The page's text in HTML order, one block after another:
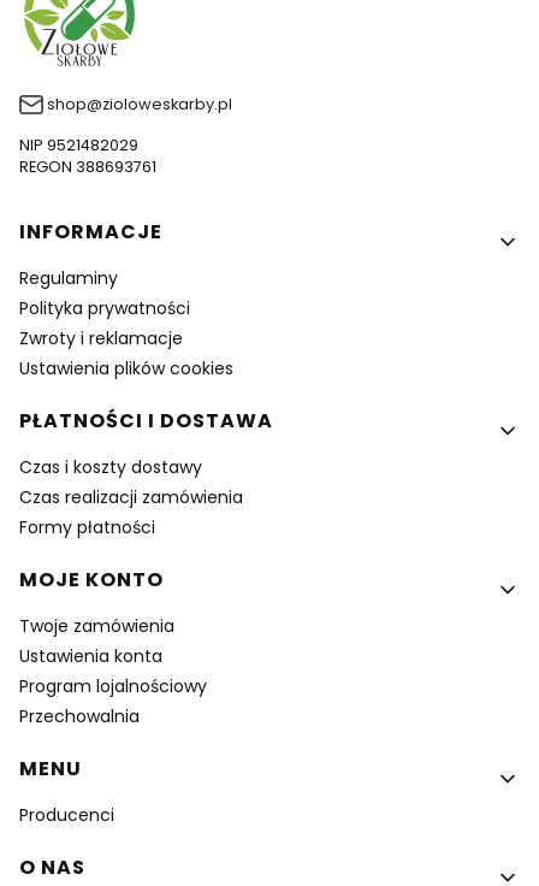
shop@zioloweskarby.pl
NIP 9521482029
REGON 388693761
Linki w stopce
INFORMACJE
Regulaminy
Polityka prywatności
Zwroty i reklamacje
Ustawienia plików cookies
PŁATNOŚCI I DOSTAWA
Czas i koszty dostawy
Czas realizacji zamówienia
Formy płatności
MOJE KONTO
Twoje zamówienia
Ustawienia konta
Program lojalnościowy
Przechowalnia
MENU
Producenci
O NAS